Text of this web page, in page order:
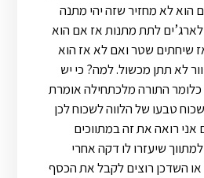
הוא לא מחזיר שזה יהי מתנה
לתת מתנות אז אם הוא
שיחתים שטר ואם לא אז הוא
לא תתן מכשול. למה? כי יש
התורה מלכתחילה אומרת
טבעו של הלווה לשכוח לכן
רואה את זה במתווכים
שיעזרו לו דקה אחרי
או השדכן רוצים לקבל את הכסף